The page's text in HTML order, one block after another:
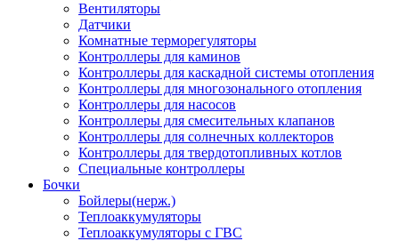
Вентиляторы
Датчики
Комнатные терморегуляторы
Контроллеры для каминов
Контроллеры для каскадной системы отопления
Контроллеры для многозонального отопления
Контроллеры для насосов
Контроллеры для смесительных клапанов
Контроллеры для солнечных коллекторов
Контроллеры для твердотопливных котлов
Специальные контроллеры
Бочки
Бойлеры(нерж.)
Теплоаккумуляторы
Теплоаккумуляторы с ГВС